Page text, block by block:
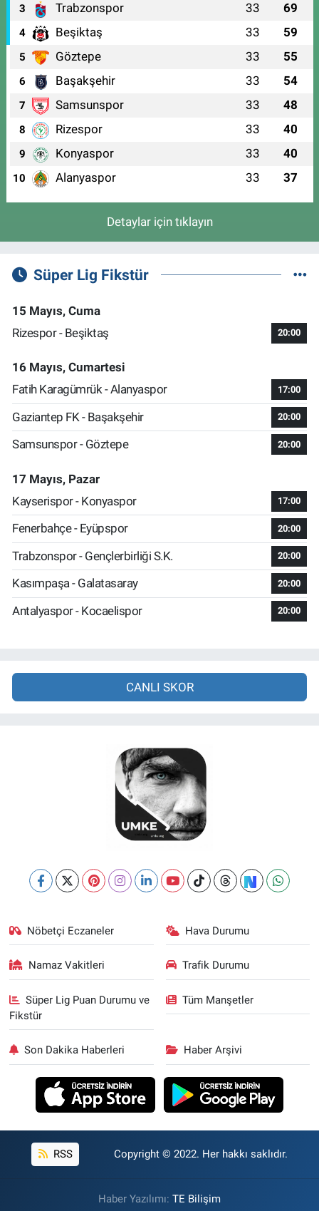
3 Trabzonspor 33 69
4 Beşiktaş 33 59
5 Göztepe 33 55
6 Başakşehir 33 54
7 Samsunspor 33 48
8 Rizespor 33 40
9 Konyaspor 33 40
10 Alanyaspor 33 37
Detaylar için tıklayın
Süper Lig Fikstür
15 Mayıs, Cuma
Rizespor - Beşiktaş
20:00
16 Mayıs, Cumartesi
Fatih Karagümrük - Alanyaspor
17:00
Gaziantep FK - Başakşehir 20:00
Samsunspor - Göztepe 20:00
17 Mayıs, Pazar
Kayserispor - Konyaspor
17:00
Fenerbahçe - Eyüpspor 20:00
Trabzonspor - Gençlerbirliği S.K. 20:00
Kasımpaşa - Galatasaray 20:00
Antalyaspor - Kocaelispor 20:00
CANLI SKOR
Nöbetçi Eczaneler Hava Durumu
Namaz Vakitleri Trafik Durumu
Süper Lig Puan Durumu ve
Fikstür
Tüm Manşetler
Son Dakika Haberleri Haber Arşivi
RSS Copyright © 2022. Her hakkı saklıdır.
Haber Yazılımı: TE Bilişim